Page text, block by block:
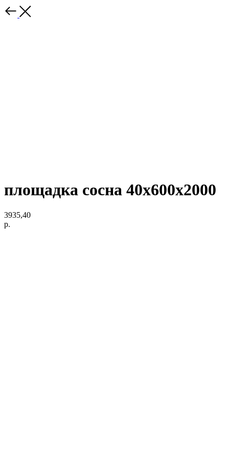
площадка сосна 40х600х2000
3935,40
р.